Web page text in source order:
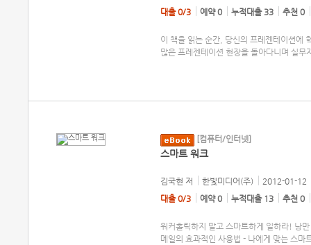
대출 0/3
예약 0 누적대출 33 추천 0
이 책을 읽는 순간, 당신의 프레젠테이션에
많은 프레젠테이션 현장을 돌아다니며 실무
[컴퓨터/인터넷]
스마트 워크
김국현 저 한빛미디어(주)
2012-01-12
대출 0/3
예약 0 누적대출 13 추천 0
워커홀릭하지 말고 스마트하게 일하라! 낭
메일의 효과적인 사용법 - 나에게 맞는 스마